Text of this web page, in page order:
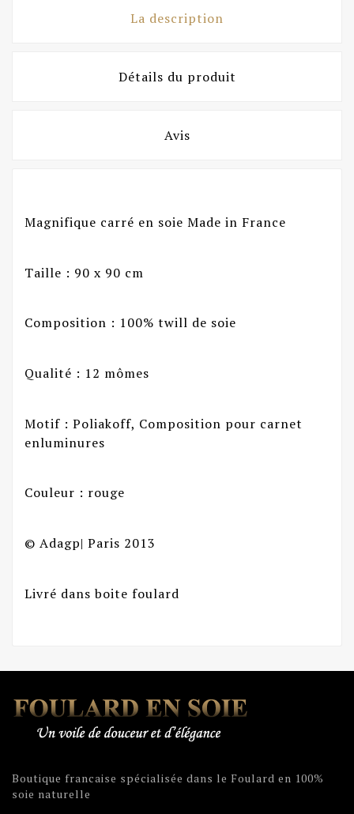
La description
Détails du produit
Avis
Magnifique carré en soie Made in France
Taille : 90 x 90 cm
Composition : 100% twill de soie
Qualité : 12 mômes
Motif : Poliakoff, Composition pour carnet
enluminures
Couleur : rouge
© Adagp| Paris 2013
Livré dans boite foulard
Boutique francaise spécialisée dans le Foulard en 100%
soie naturelle